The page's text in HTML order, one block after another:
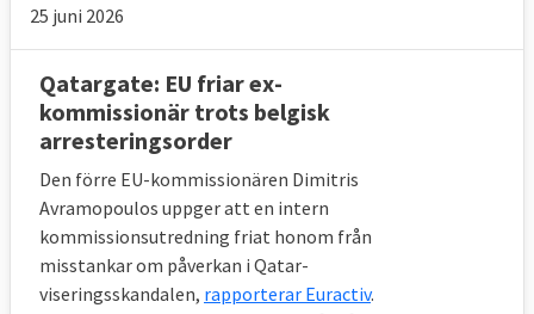
25 juni 2026
Qatargate: EU friar ex-
kommissionär trots belgisk
arresteringsorder
Den förre EU-kommissionären Dimitris
Avramopoulos uppger att en intern
kommissionsutredning friat honom från
misstankar om påverkan i Qatar-
viseringsskandalen, rapporterar Euractiv.